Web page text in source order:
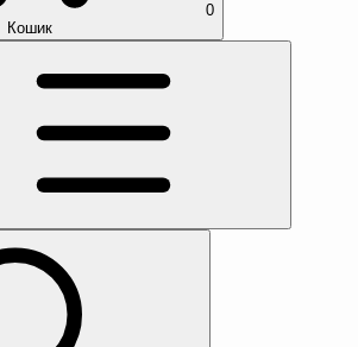
0
Кошик